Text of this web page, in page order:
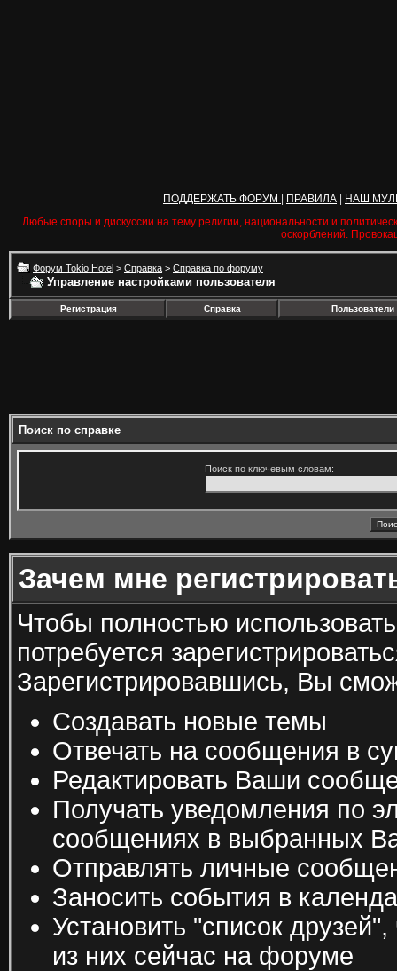
ПОДДЕРЖАТЬ ФОРУМ ПРАВИЛА
НАШ
Любые споры и дискуссии на тему религии, национальности и
оскорблений.
Форум Tokio Hotel > Справка > Справка по форуму
Управление настройками пользователя
Регистрация Справка Пользователи
Поиск по справке
Поиск по ключевым словам:
Зачем мне
Чтобы полностью
потребуется
Зарегистрировавшись, Вы
Создавать новые темы
Отвечать на сообщения в
Редактировать Ваши
Получать уведомления по
сообщениях в выбранных
Отправлять личные
Заносить события в
Установить "список
из них сейчас на форуме